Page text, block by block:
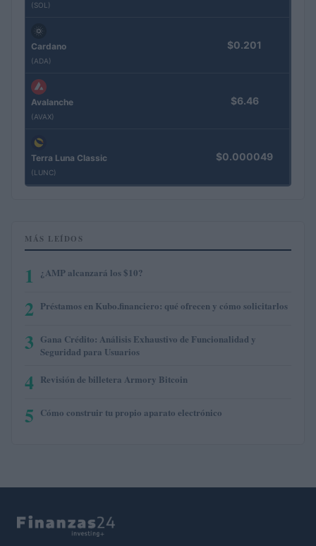
(SOL)
Cardano
(ADA)
$0.201
Avalanche
(AVAX)
$6.46
Terra Luna Classic
(LUNC)
$0.000049
MÁS LEÍDOS
1 ¿AMP alcanzará los $10?
2 Préstamos en Kubo.financiero: qué ofrecen y cómo solicitarlos
3 Gana Crédito: Análisis Exhaustivo de Funcionalidad y
Seguridad para Usuarios
4 Revisión de billetera Armory Bitcoin
5 Cómo construir tu propio aparato electrónico